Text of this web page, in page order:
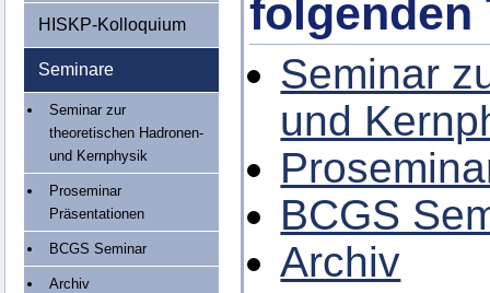
HISKP-Kolloquium
Seminare
Seminar zur
theoretischen Hadronen-
und Kernphysik
Proseminar
Präsentationen
BCGS Seminar
Archiv
folgenden
Seminar
und
BCGS
Archiv